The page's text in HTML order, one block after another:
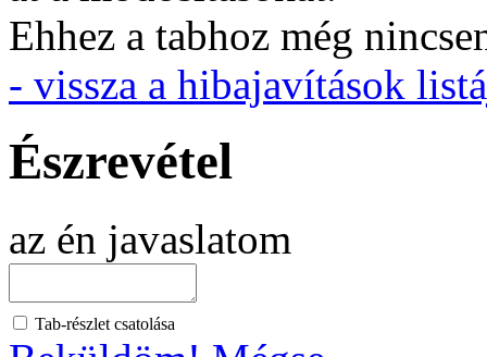
Ehhez a tabhoz még
- vissza a hibajavítások
Észrevétel
az én javaslatom
Tab-részlet csatolása